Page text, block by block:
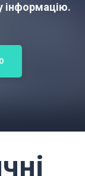
інформацію.